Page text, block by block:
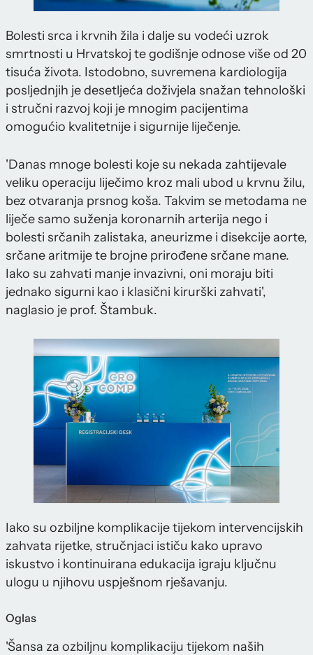
Bolesti srca i krvnih žila i dalje su vodeći uzrok
smrtnosti u Hrvatskoj te godišnje odnose više od 20
tisuća života. Istodobno, suvremena kardiologija
posljednjih je desetljeća doživjela snažan tehnološki
i stručni razvoj koji je mnogim pacijentima
omogućio kvalitetnije i sigurnije liječenje.
'Danas mnoge bolesti koje su nekada zahtijevale
veliku operaciju liječimo kroz mali ubod u krvnu žilu,
bez otvaranja prsnog koša. Takvim se metodama ne
liječe samo suženja koronarnih arterija nego i
bolesti srčanih zalistaka, aneurizme i disekcije aorte,
srčane aritmije te brojne prirođene srčane mane.
Iako su zahvati manje invazivni, oni moraju biti
jednako sigurni kao i klasični kirurški zahvati',
naglasio je prof. Štambuk.
Iako su ozbiljne komplikacije tijekom intervencijskih
zahvata rijetke, stručnjaci ističu kako upravo
iskustvo i kontinuirana edukacija igraju ključnu
ulogu u njihovu uspješnom rješavanju.
Oglas
'Šansa za ozbiljnu komplikaciju tijekom naših